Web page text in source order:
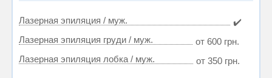
Лазерная эпиляция / муж.
✔️
Лазерная эпиляция груди / муж.
от 600 грн.
Лазерная эпиляция лобка / муж.
от 350 грн.